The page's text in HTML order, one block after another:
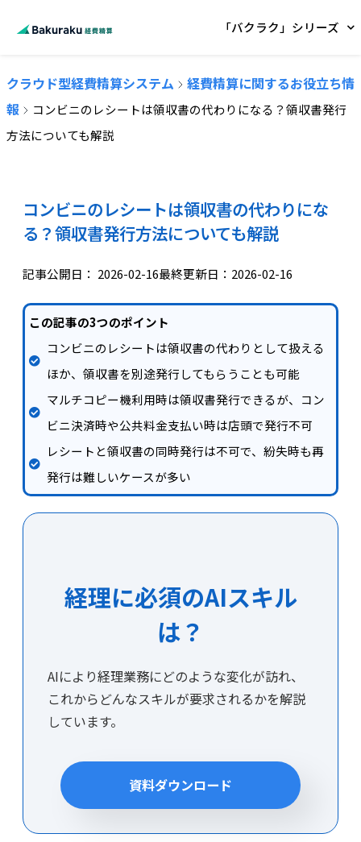
「バクラク」シリーズ
クラウド型経費精算システム
経費精算に関するお役立ち情
報
コンビニのレシートは領収書の代わりになる？領収書発行
方法についても解説
コンビニのレシートは領収書の代わりにな
る？領収書発行方法についても解説
記事公開日： 2026-02-16最終更新日：2026-02-16
この記事の3つのポイント
コンビニのレシートは領収書の代わりとして扱える
ほか、領収書を別途発行してもらうことも可能
マルチコピー機利用時は領収書発行できるが、コン
ビニ決済時や公共料金支払い時は店頭で発行不可
レシートと領収書の同時発行は不可で、紛失時も再
発行は難しいケースが多い
経理に必須のAIスキル
は？
AIにより経理業務にどのような変化が訪れ、
これからどんなスキルが要求されるかを解説
しています。
資料ダウンロード